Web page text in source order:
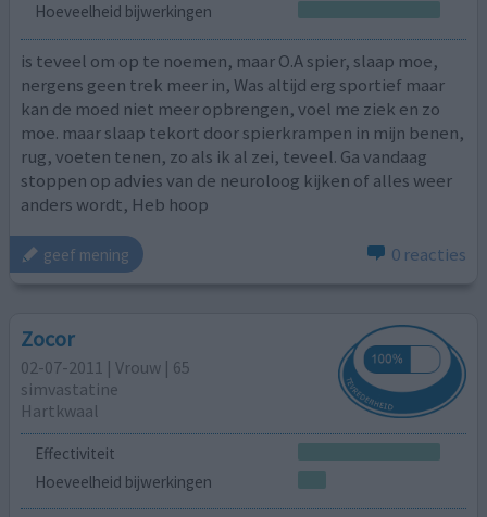
Hoeveelheid bijwerkingen
is teveel om op te noemen, maar O.A spier, slaap moe,
nergens geen trek meer in, Was altijd erg sportief maar
kan de moed niet meer opbrengen, voel me ziek en zo
moe. maar slaap tekort door spierkrampen in mijn benen,
rug, voeten tenen, zo als ik al zei, teveel. Ga vandaag
stoppen op advies van de neuroloog kijken of alles weer
anders wordt, Heb hoop
geef mening 0 reacties
Zocor
02-07-2011 | Vrouw | 65
simvastatine
Hartkwaal
Effectiviteit
Hoeveelheid bijwerkingen